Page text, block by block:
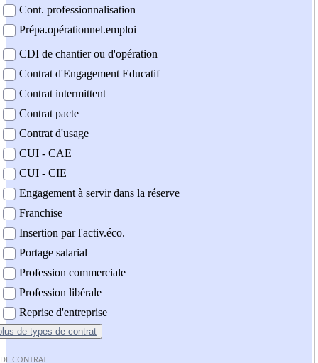
Cont. professionnalisation
Prépa.opérationnel.emploi
CDI de chantier ou d'opération
Contrat d'Engagement Educatif
Contrat intermittent
Contrat pacte
Contrat d'usage
CUI - CAE
CUI - CIE
Engagement à servir dans la réserve
Franchise
Insertion par l'activ.éco.
Portage salarial
Profession commerciale
Profession libérale
Reprise d'entreprise
de types de contrat
CONTRAT